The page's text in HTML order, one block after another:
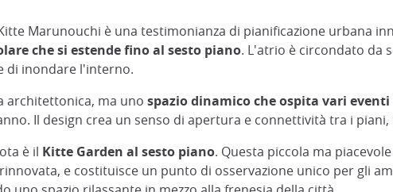
Marunouchi è una testimonianza di pianificazione urbana
che si estende fino al sesto piano. L'atrio è circondato da
di inondare l'interno.
architettonica, ma uno spazio dinamico che ospita vari
Il design crea un senso di apertura e connettività tra i
è il Kitte Garden al sesto piano. Questa piccola ma
e costituisce un punto di osservazione unico per gli